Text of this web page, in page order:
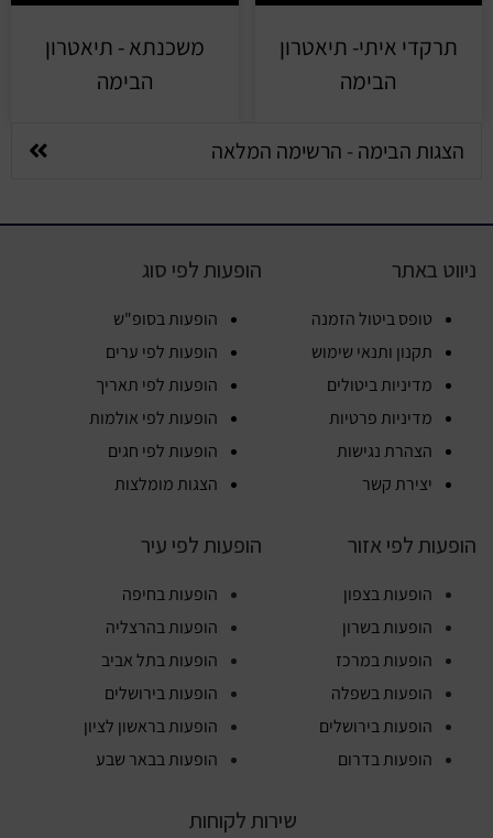
תרקדי איתי- תיאטרון
הבימה
משכנתא - תיאטרון
הבימה
הצגות הבימה - הרשימה המלאה
ניווט באתר
טופס ביטול הזמנה
תקנון ותנאי שימוש
מדיניות ביטולים
מדיניות פרטיות
הצהרת נגישות
יצירת קשר
הופעות לפי סוג
הופעות בסופ"ש
הופעות לפי ערים
הופעות לפי תאריך
הופעות לפי אולמות
הופעות לפי חגים
הצגות מומלצות
הופעות לפי אזור
הופעות בצפון
הופעות בשרון
הופעות במרכז
הופעות בשפלה
הופעות בירושלים
הופעות בדרום
הופעות לפי עיר
הופעות בחיפה
הופעות בהרצליה
הופעות בתל אביב
הופעות בירושלים
הופעות בראשון לציון
הופעות בבאר שבע
שירות לקוחות